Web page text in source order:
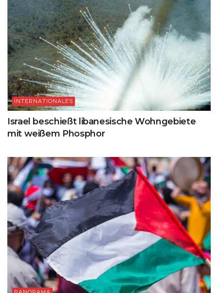
INTERNATIONALES
Israel beschießt libanesische Wohngebiete
mit weißem Phosphor